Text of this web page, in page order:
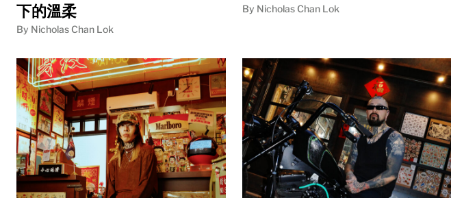
下的溫柔
By Nicholas Chan Lok
By Nicholas Chan Lok